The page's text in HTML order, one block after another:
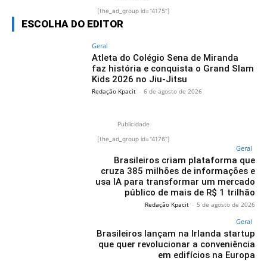
[the_ad_group id="4175"]
ESCOLHA DO EDITOR
Geral
Atleta do Colégio Sena de Miranda
faz história e conquista o Grand Slam
Kids 2026 no Jiu-Jitsu
Redação Kpacit - 6 de agosto de 2026
Publicidade
[the_ad_group id="4176"]
Geral
Brasileiros criam plataforma que
cruza 385 milhões de informações e
usa IA para transformar um mercado
público de mais de R$ 1 trilhão
Redação Kpacit - 5 de agosto de 2026
Geral
Brasileiros lançam na Irlanda startup
que quer revolucionar a conveniência
em edifícios na Europa